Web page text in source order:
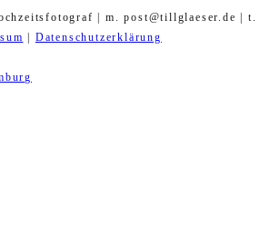
| m. post@tillglaeser.de | t.
Datenschutzerklärung